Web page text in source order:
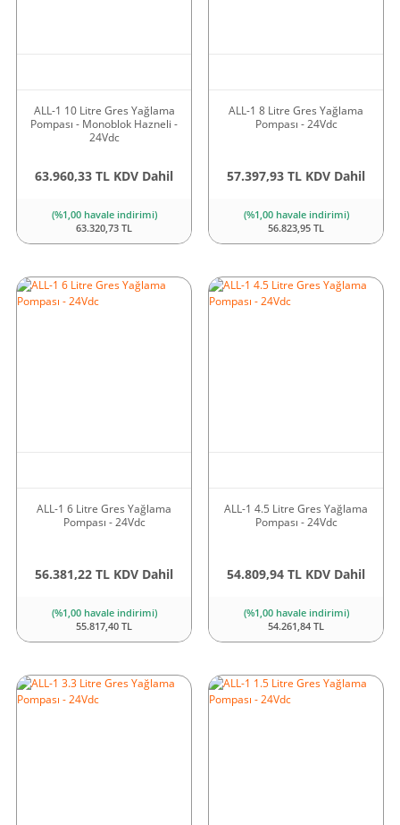
ALL-1 10 Litre Gres Yağlama
Pompası - Monoblok Hazneli -
24Vdc
63.960,33 TL KDV Dahil
(%1,00 havale indirimi)
63.320,73 TL
ALL-1 8 Litre Gres Yağlama
Pompası - 24Vdc
57.397,93 TL KDV Dahil
(%1,00 havale indirimi)
56.823,95 TL
ALL-1 6 Litre Gres Yağlama
Pompası - 24Vdc
56.381,22 TL KDV Dahil
(%1,00 havale indirimi)
55.817,40 TL
ALL-1 4.5 Litre Gres Yağlama
Pompası - 24Vdc
54.809,94 TL KDV Dahil
(%1,00 havale indirimi)
54.261,84 TL